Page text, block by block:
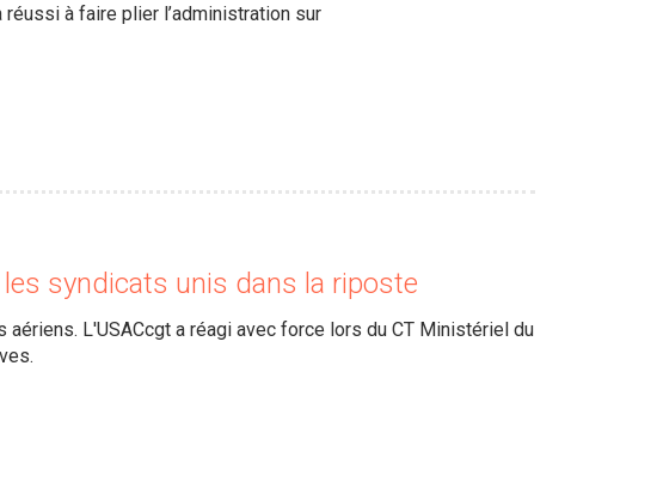
à faire plier l’administration sur
syndicats unis dans la riposte
L'USACcgt a réagi avec force lors du CT Ministériel du